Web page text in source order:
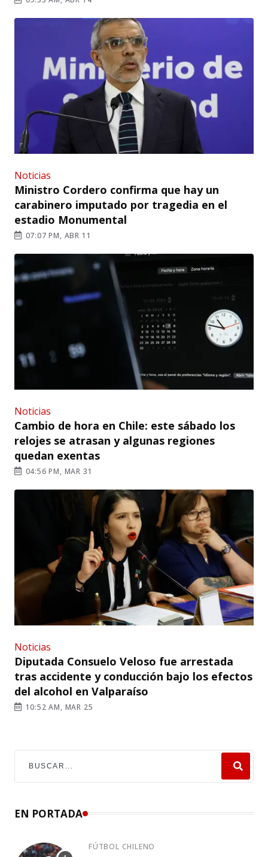
Noticias
Ministro Cordero confirma que hay un
carabinero imputado por tragedia en el
estadio Monumental
07:07 PM, ABR 11
Noticias
Cambio de hora en Chile: este sábado los
relojes se atrasan y algunas regiones
quedan exentas
04:56 PM, MAR 31
Noticias
Diputada Consuelo Veloso fue arrestada
tras accidente y conducción bajo los efectos
del alcohol en Valparaíso
10:52 AM, MAR 25
EN PORTADA
FÚTBOL CHILENO